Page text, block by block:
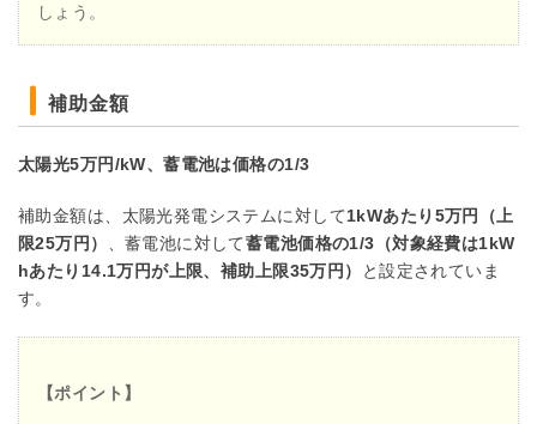
しょう。
補助金額
太陽光5万円/kW、蓄電池は価格の1/3
補助金額は、太陽光発電システムに対して1kWあたり5万円（上
限25万円）
、蓄電池に対して蓄電池価格の1/3（対象経費は1kW
hあたり14.1万円が上限、補助上限35万円）
と設定されていま
す。
【ポイント】